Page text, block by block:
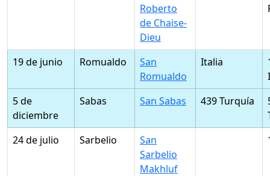
Roberto
de Chaise-
Dieu
19 de junio Romualdo
San
Romualdo
Italia
5 de
diciembre
Sabas San Sabas 439 Turquía
24 de julio
Sarbelio
San
Sarbelio
Makhluf